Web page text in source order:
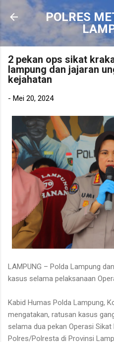
Langsung ke
POLRES
2 pekan ops sikat
lampung dan jajaran
kejahatan
- Mei 20, 2024
LAMPUNG – Polda Lampung
kasus selama pelaksanaan
Kabid Humas Polda Lampung,
mengatakan, ratusan kasus
selama dua pekan Operasi
Polres/Polresta di Provinsi